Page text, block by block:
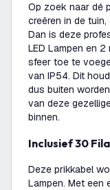
Op zoek naar dé
creëren in de
Dan is deze
LED Lampen en
sfeer toe te
van IP54. Dit
dus buiten
van deze
binnen.
Inclusief 30
Deze prikkabel
Lampen. Met een